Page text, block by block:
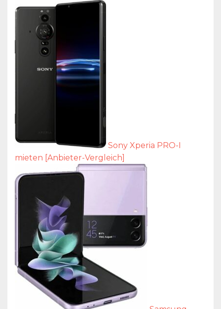
Sony Xperia PRO-I
mieten [Anbieter-Vergleich]